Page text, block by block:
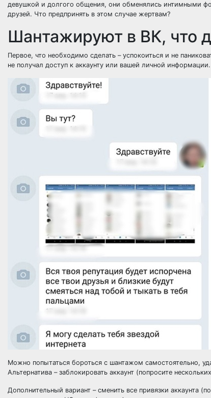
девушкой и долгого общения, они обменялись интимными
друзей. Что предпринять в этом случае жертвам?
Шантажируют в ВК, что
Первое, что необходимо сделать – успокоиться и не
не получал доступ к аккаунту или вашей личной
Можно попытаться бороться с шантажом самостоятельно,
Альтернатива – заблокировать аккаунт (попросите
Дополнительный вариант – сменить все привязки аккаунта